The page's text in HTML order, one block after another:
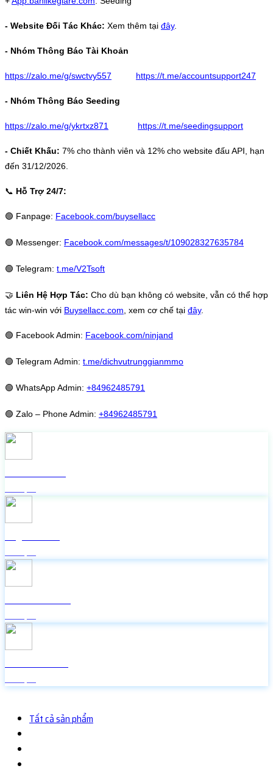
- Website Đối Tác Khác: Xem thêm tại đây.
- Nhóm Thông Báo Tài Khoản
https://zalo.me/g/swctvy557 https://t.me/accountsupport247
- Nhóm Thông Báo Seeding
https://zalo.me/g/ykrtxz871 https://t.me/seedingsupport
- Chiết Khấu: 7% cho thành viên và 12% cho website đấu API, hạn
đến 31/12/2026.
📞 Hỗ Trợ 24/7:
🟢 Fanpage: Facebook.com/buysellacc
🟢 Messenger: Facebook.com/messages/t/109028327635784
🟢 Telegram: t.me/V2Tsoft
🤝 Liên Hệ Hợp Tác: Cho dù bạn không có website, vẫn có thể hợp
tác win-win với Buysellacc.com , xem cơ chế tại đây.
🟢 Facebook Admin: Facebook.com/ninjand
🟢 Telegram Admin: t.me/dichvutrunggianmmo
🟢 WhatsApp Admin: +84962485791
🟢 Zalo – Phone Admin: +84962485791
Check live FB
Miễn phí
Lấy mã 2FA
Miễn phí
Icon Facebook
Miễn phí
Random Face
Miễn phí
Tất cả sản phẩm